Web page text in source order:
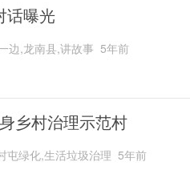
话曝光
边,龙南县,讲故事 5年前
乡村治理示范村
屯绿化,生活垃圾治理 5年前